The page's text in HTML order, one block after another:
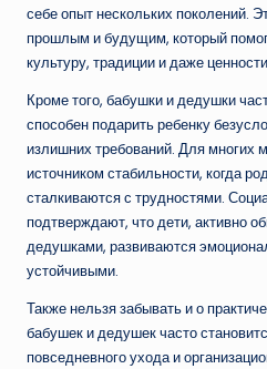
себе опыт нескольких поколений.
прошлым и будущим, который
культуру, традиции и даже
Кроме того, бабушки и дедушки
способен подарить ребенку
излишних требований. Для многих
источником стабильности, когда
сталкиваются с трудностями.
подтверждают, что дети, активно
дедушками, развиваются
устойчивыми.
Также нельзя забывать и о
бабушек и дедушек часто
повседневного ухода и